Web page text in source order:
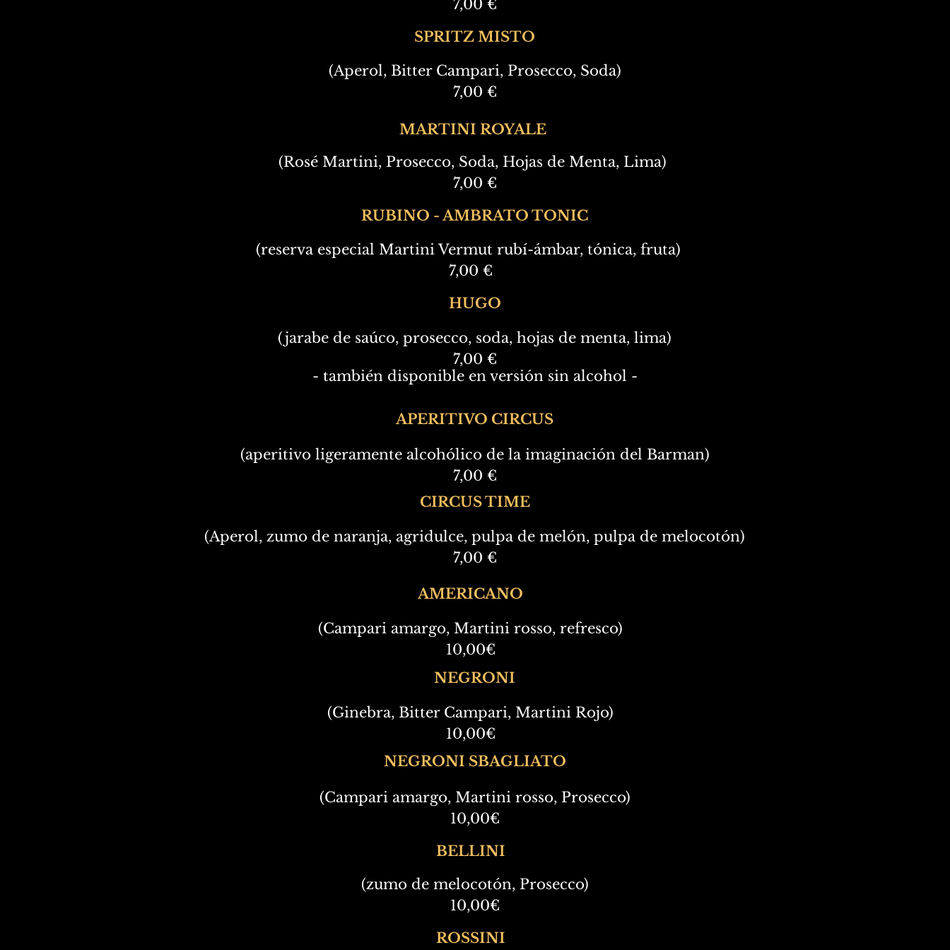
7,00 €
SPRITZ MISTO
(Aperol, Bitter Campari, Prosecco, Soda)
7,00 €
MARTINI ROYALE
(Rosé Martini, Prosecco, Soda, Hojas de Menta, Lima)
7,00 €
RUBINO - AMBRATO TONIC
(reserva especial Martini Vermut rubí-ámbar, tónica, fruta)
7,00 €
HUGO
(jarabe de saúco, prosecco, soda, hojas de menta, lima)
7,00 €
- también disponible en versión sin alcohol -
APERITIVO CIRCUS
(aperitivo ligeramente alcohólico de la imaginación del Barman)
7,00 €
CIRCUS TIME
(Aperol, zumo de naranja, agridulce, pulpa de melón, pulpa de melocotón)
7,00 €
AMERICANO
(Campari amargo, Martini rosso, refresco)
10,00€
NEGRONI
(Ginebra, Bitter Campari, Martini Rojo)
10,00€
NEGRONI SBAGLIATO
(Campari amargo, Martini rosso, Prosecco)
10,00€
BELLINI
(zumo de melocotón, Prosecco)
10,00€
ROSSINI